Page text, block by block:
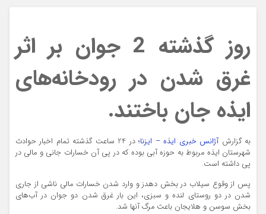
روز گذشته 2 جوان بر اثر
غرق شدن در رودخانه‌های
ایذه جان باختند.
به گزارشآژانس خبری ایذه – ایزنا
؛ در 24 ساعت گذشته تمام اخبار حوادث
شهرستان ایذه مربوط به حوزه آبی بوده که در پی آن خسارات جانی و مالی در
پی داشته است.
پس از وقوع سیلاب در بخش دهدزو وارد شدن خسارات مالی ناشی از جاری
شدن در دو روستای لندهو سبزی، این بار غرق شدن دو جوان در آب‌های
بخش سوسن و هلایجان باعث مرگ آنها شد.